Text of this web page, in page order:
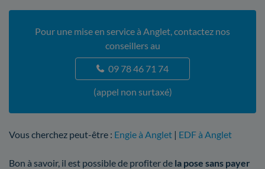
Pour une mise en service à Anglet, contactez nos
conseillers au
09 78 46 71 74
(appel non surtaxé)
Vous cherchez peut-être : Engie à Anglet | EDF à Anglet
Bon à savoir, il est possible de profiter de la pose sans payer